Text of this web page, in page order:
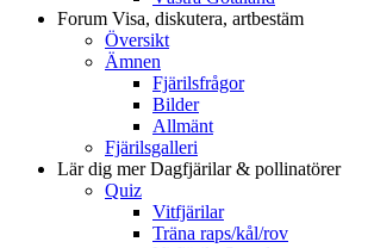
Forum Visa, diskutera, artbestäm
Översikt
Ämnen
Fjärilsfrågor
Bilder
Allmänt
Fjärilsgalleri
Lär dig merDagfjärilar & pollinatörer
Quiz
Vitfjärilar
Träna raps/kål/rov